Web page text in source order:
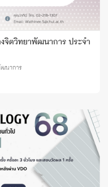
จิตวิทยาพัฒนาการ ประจำ
นาการ